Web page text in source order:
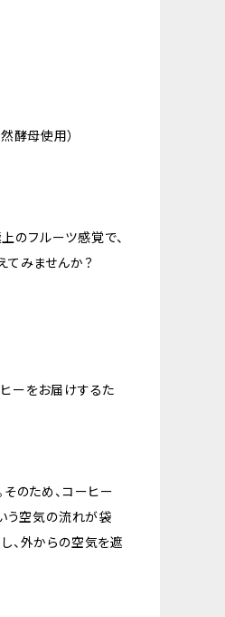
酵母使用）
上のフルーツ感覚で、
てみませんか？
ーをお届けするた
のため、コーヒー
う空気の流れが袋
、外からの空気を遮